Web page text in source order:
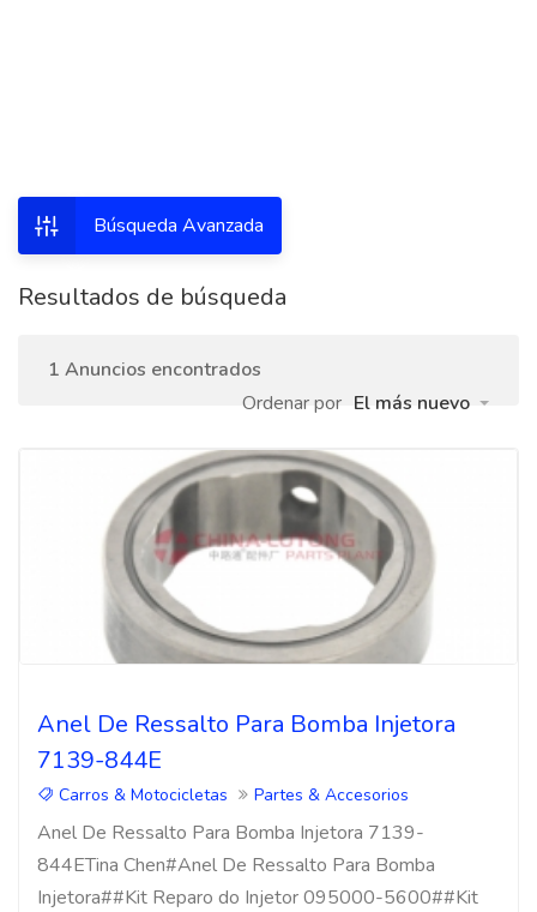
Búsqueda Avanzada
Resultados de búsqueda
1 Anuncios encontrados
Ordenar por El más nuevo
Anel De Ressalto Para Bomba Injetora
7139-844E
Carros & Motocicletas Partes & Accesorios
Anel De Ressalto Para Bomba Injetora 7139-
844ETina Chen#Anel De Ressalto Para Bomba
Injetora##Kit Reparo do Injetor 095000-5600##Kit